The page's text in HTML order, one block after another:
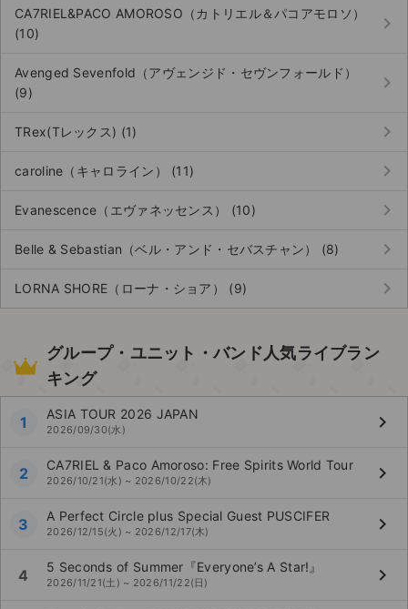
CA7RIEL&PACO AMOROSO（カトリエル＆パコアモロソ）
(10)
keyboard_arrow_right
Avenged Sevenfold（アヴェンジド・セヴンフォールド）
(9)
keyboard_arrow_right
TRex(Tレックス) (1) keyboard_arrow_right
caroline（キャロライン） (11) keyboard_arrow_right
Evanescence（エヴァネッセンス） (10) keyboard_arrow_right
Belle & Sebastian（ベル・アンド・セバスチャン） (8) keyboard_arrow_right
LORNA SHORE（ローナ・ショア） (9) keyboard_arrow_right
グループ・ユニット・バンド人気ライブラン
キング
1 ASIA TOUR 2026 JAPAN
2026/09/30(水) keyboard_arrow_right
2 CA7RIEL & Paco Amoroso: Free Spirits World Tour
2026/10/21(水) ~ 2026/10/22(木) keyboard_arrow_right
3 A Perfect Circle plus Special Guest PUSCIFER
2026/12/15(火) ~ 2026/12/17(木) keyboard_arrow_right
4 5 Seconds of Summer『Everyone’s A Star!』
2026/11/21(土) ~ 2026/11/22(日) keyboard_arrow_right